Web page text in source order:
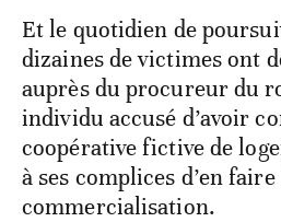
Et le quotidien de
dizaines de victimes ont
auprès du procureur du
individu accusé d’avoir
coopérative fictive de
à ses complices d’en faire
commercialisation.